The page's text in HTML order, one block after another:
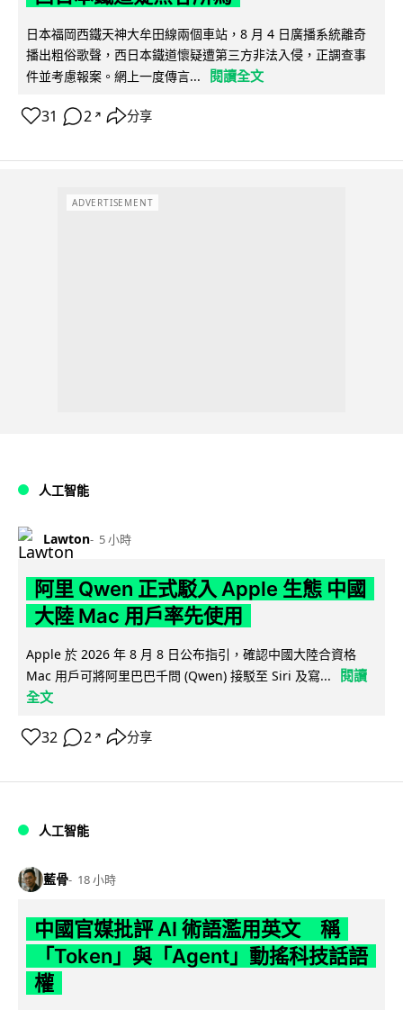
日本福岡西鐵天神大牟田線兩個車站，8 月 4 日廣播系統離奇
播出粗俗歌聲，西日本鐵道懷疑遭第三方非法入侵，正調查事
件並考慮報案。網上一度傳言...
閱讀全文
31 2 ↗ 分享
ADVERTISEMENT
人工智能
Lawton 5 小時
阿里 Qwen 正式駁入 Apple 生態 中國
大陸 Mac 用戶率先使用
Apple 於 2026 年 8 月 8 日公布指引，確認中國大陸合資格
Mac 用戶可將阿里巴巴千問 (Qwen) 接駁至 Siri 及寫...
閱讀
全文
32 2 ↗ 分享
人工智能
藍骨 18 小時
中國官媒批評 AI 術語濫用英文 稱
「Token」與「Agent」動搖科技話語
權